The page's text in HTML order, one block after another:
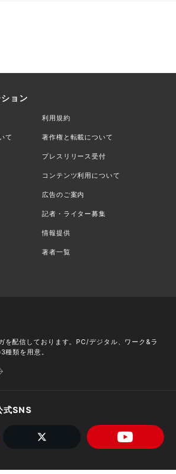
ョン
利用規約
て 著作権と転載について
プレスリリース受付
コンテンツ利用について
広告のご案内
記者・ライター募集
情報提供
著者一覧
を配信しております。PC/デジタル、ワーク&ラ
種類を用意。
式SNS